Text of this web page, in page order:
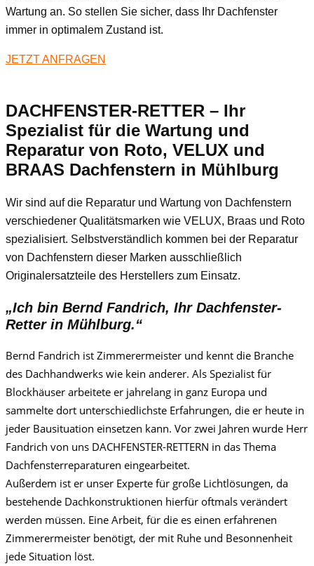
Wartung an. So stellen Sie sicher, dass Ihr Dachfenster
immer in optimalem Zustand ist.
JETZT ANFRAGEN
DACHFENSTER-RETTER – Ihr
Spezialist für die Wartung und
Reparatur von Roto, VELUX und
BRAAS Dachfenstern in Mühlburg
Wir sind auf die Reparatur und Wartung von Dachfenstern
verschiedener Qualitätsmarken wie VELUX, Braas und Roto
spezialisiert. Selbstverständlich kommen bei der Reparatur
von Dachfenstern dieser Marken ausschließlich
Originalersatzteile des Herstellers zum Einsatz.
„Ich bin Bernd Fandrich, Ihr Dachfenster-
Retter in Mühlburg.“
Bernd Fandrich ist Zimmerermeister und kennt die Branche
des Dachhandwerks wie kein anderer. Als Spezialist für
Blockhäuser arbeitete er jahrelang in ganz Europa und
sammelte dort unterschiedlichste Erfahrungen, die er heute in
jeder Bausituation einsetzen kann. Vor zwei Jahren wurde Herr
Fandrich von uns DACHFENSTER-RETTERN in das Thema
Dachfensterreparaturen eingearbeitet.
Außerdem ist er unser Experte für große Lichtlösungen, da
bestehende Dachkonstruktionen hierfür oftmals verändert
werden müssen. Eine Arbeit, für die es einen erfahrenen
Zimmerermeister benötigt, der mit Ruhe und Besonnenheit
jede Situation löst.